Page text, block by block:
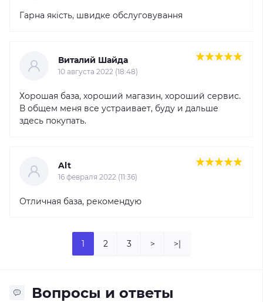
Гарна якість, швидке обслуговування
Виталий Шайда
10 августа 2022 (18:48)
Хорошая база, хороший магазин, хороший сервис.
В общем меня все устраивает, буду и дальше
здесь покупать.
Alt
16 февраля 2022 (11:36)
Отличная база, рекомендую
1 2 3 > >|
Вопросы и ответы